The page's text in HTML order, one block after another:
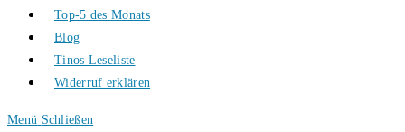
Top-5 des Monats
Blog
Tinos Leseliste
Widerruf erklären
Menü Schließen